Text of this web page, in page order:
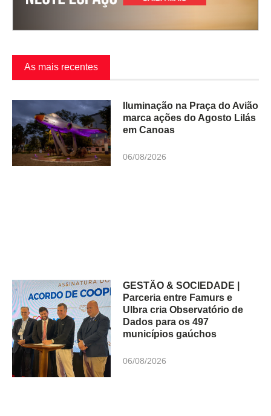
As mais recentes
Iluminação na Praça do Avião
marca ações do Agosto Lilás
em Canoas
06/08/2026
GESTÃO & SOCIEDADE |
Parceria entre Famurs e
Ulbra cria Observatório de
Dados para os 497
municípios gaúchos
06/08/2026